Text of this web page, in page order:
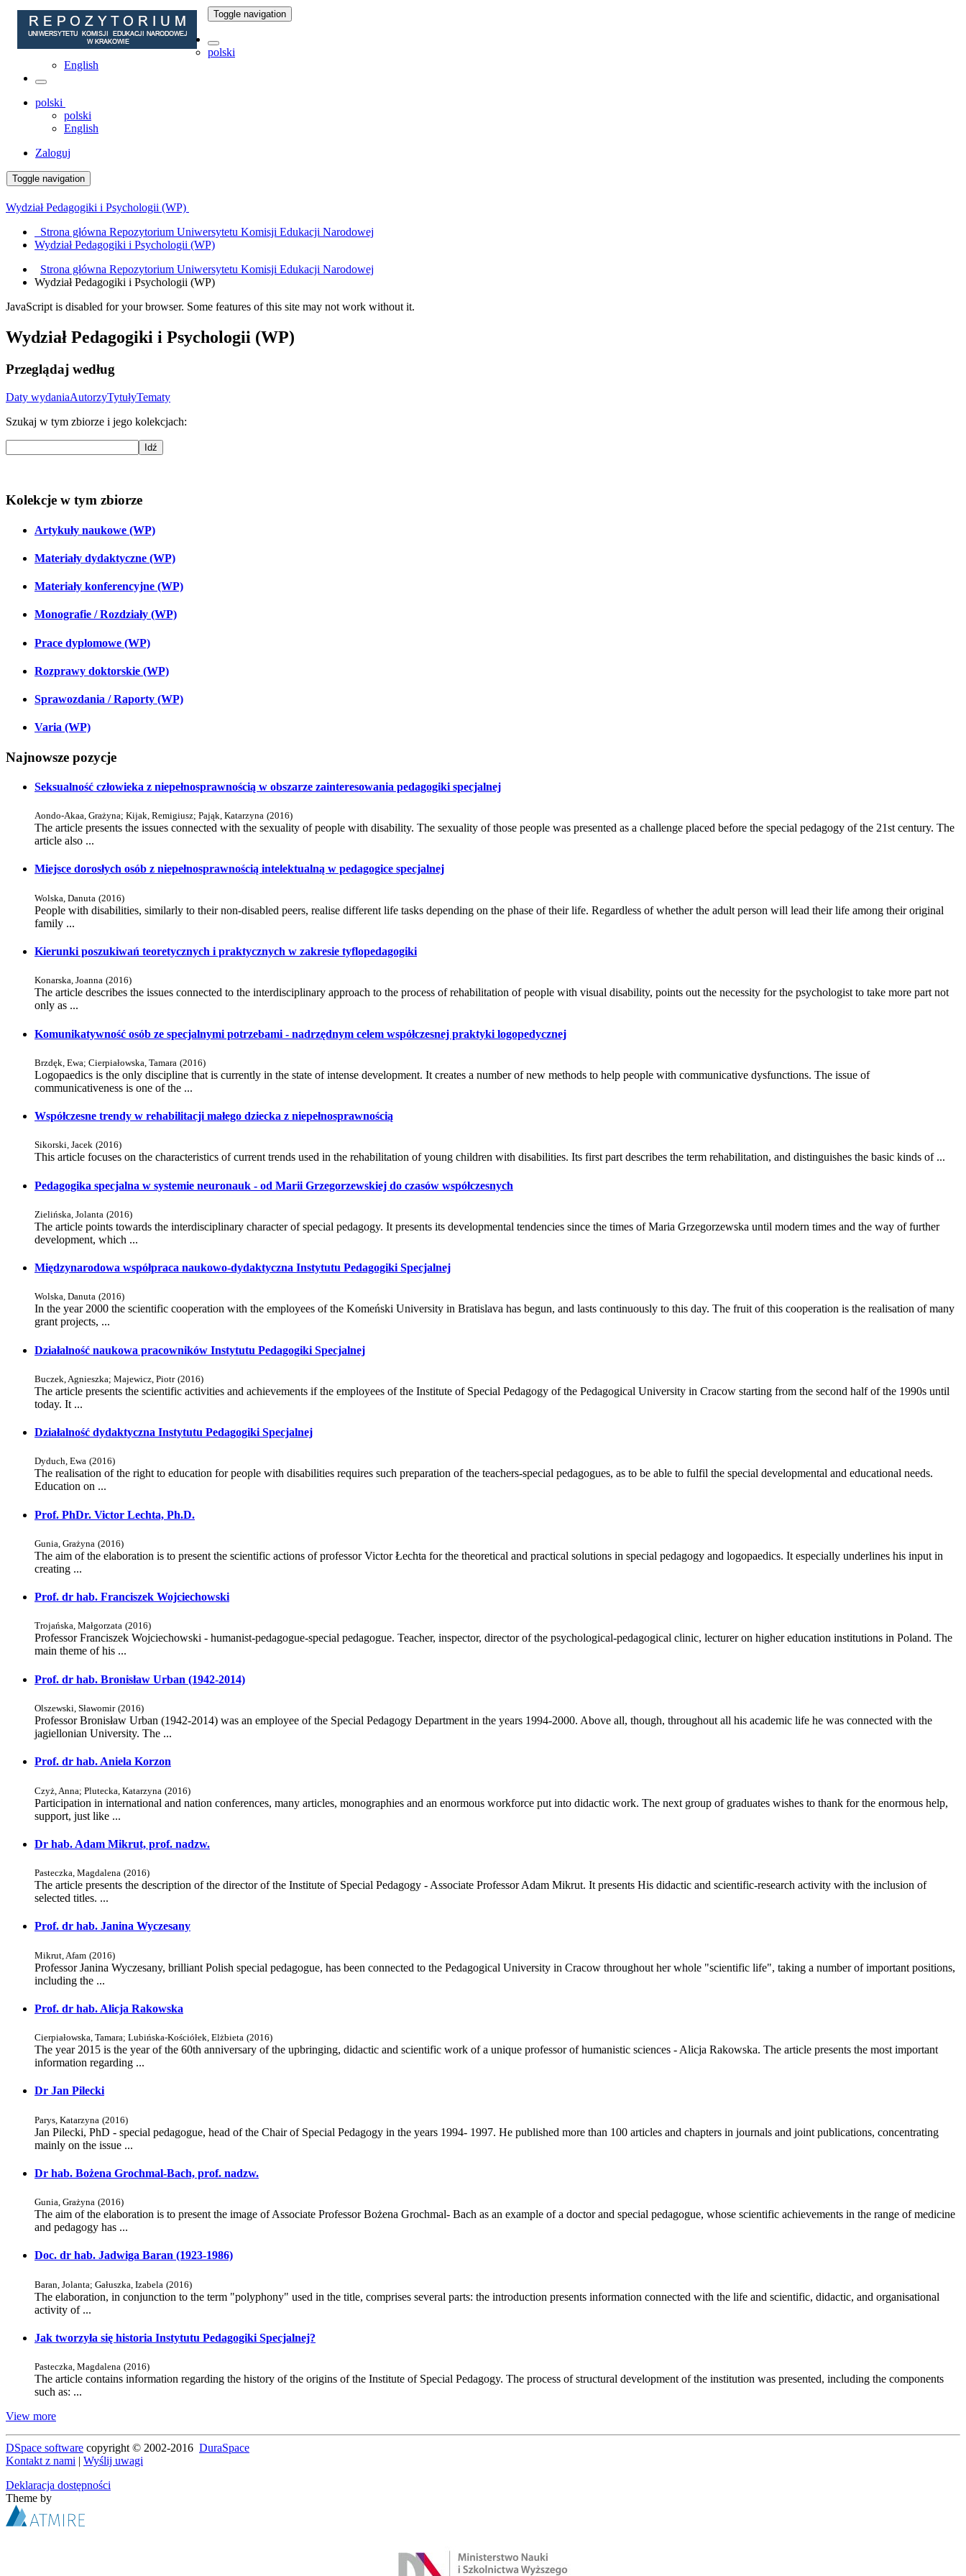
Toggle navigation
polski
English
polski
polski
English
Zaloguj
Toggle navigation
Wydział Pedagogiki i Psychologii (WP)
Strona główna Repozytorium Uniwersytetu Komisji Edukacji Narodowej
Wydział Pedagogiki i Psychologii (WP)
Strona główna Repozytorium Uniwersytetu Komisji Edukacji Narodowej
Wydział Pedagogiki i Psychologii (WP)
JavaScript is disabled for your browser. Some features of this site may not work without it.
Wydział Pedagogiki i Psychologii (WP)
Przeglądaj według
Daty wydaniaAutorzyTytułyTematy
Szukaj w tym zbiorze i jego kolekcjach:
Idź
Kolekcje w tym zbiorze
Artykuły naukowe (WP)
Materiały dydaktyczne (WP)
Materiały konferencyjne (WP)
Monografie / Rozdziały (WP)
Prace dyplomowe (WP)
Rozprawy doktorskie (WP)
Sprawozdania / Raporty (WP)
Varia (WP)
Najnowsze pozycje
Seksualność człowieka z niepełnosprawnością w obszarze zainteresowania pedagogiki specjalnej
Aondo-Akaa, Grażyna; Kijak, Remigiusz; Pająk, Katarzyna (2016)
The article presents the issues connected with the sexuality of people with disability. The sexuality of those people was presented as a challenge placed before the special pedagogy of the 21st century. The
article also ...
Miejsce dorosłych osób z niepełnosprawnością intelektualną w pedagogice specjalnej
Wolska, Danuta (2016)
People with disabilities, similarly to their non-disabled peers, realise different life tasks depending on the phase of their life. Regardless of whether the adult person will lead their life among their original
family ...
Kierunki poszukiwań teoretycznych i praktycznych w zakresie tyflopedagogiki
Konarska, Joanna (2016)
The article describes the issues connected to the interdisciplinary approach to the process of rehabilitation of people with visual disability, points out the necessity for the psychologist to take more part not
only as ...
Komunikatywność osób ze specjalnymi potrzebami - nadrzędnym celem współczesnej praktyki logopedycznej
Brzdęk, Ewa; Cierpiałowska, Tamara (2016)
Logopaedics is the only discipline that is currently in the state of intense development. It creates a number of new methods to help people with communicative dysfunctions. The issue of
communicativeness is one of the ...
Współczesne trendy w rehabilitacji małego dziecka z niepełnosprawnością
Sikorski, Jacek (2016)
This article focuses on the characteristics of current trends used in the rehabilitation of young children with disabilities. Its first part describes the term rehabilitation, and distinguishes the basic kinds of ...
Pedagogika specjalna w systemie neuronauk - od Marii Grzegorzewskiej do czasów współczesnych
Zielińska, Jolanta (2016)
The article points towards the interdisciplinary character of special pedagogy. It presents its developmental tendencies since the times of Maria Grzegorzewska until modern times and the way of further
development, which ...
Międzynarodowa współpraca naukowo-dydaktyczna Instytutu Pedagogiki Specjalnej
Wolska, Danuta (2016)
In the year 2000 the scientific cooperation with the employees of the Komeński University in Bratislava has begun, and lasts continuously to this day. The fruit of this cooperation is the realisation of many
grant projects, ...
Działalność naukowa pracowników Instytutu Pedagogiki Specjalnej
Buczek, Agnieszka; Majewicz, Piotr (2016)
The article presents the scientific activities and achievements if the employees of the Institute of Special Pedagogy of the Pedagogical University in Cracow starting from the second half of the 1990s until
today. It ...
Działalność dydaktyczna Instytutu Pedagogiki Specjalnej
Dyduch, Ewa (2016)
The realisation of the right to education for people with disabilities requires such preparation of the teachers-special pedagogues, as to be able to fulfil the special developmental and educational needs.
Education on ...
Prof. PhDr. Victor Lechta, Ph.D.
Gunia, Grażyna (2016)
The aim of the elaboration is to present the scientific actions of professor Victor Łechta for the theoretical and practical solutions in special pedagogy and logopaedics. It especially underlines his input in
creating ...
Prof. dr hab. Franciszek Wojciechowski
Trojańska, Małgorzata (2016)
Professor Franciszek Wojciechowski - humanist-pedagogue-special pedagogue. Teacher, inspector, director of the psychological-pedagogical clinic, lecturer on higher education institutions in Poland. The
main theme of his ...
Prof. dr hab. Bronisław Urban (1942-2014)
Olszewski, Sławomir (2016)
Professor Bronisław Urban (1942-2014) was an employee of the Special Pedagogy Department in the years 1994-2000. Above all, though, throughout all his academic life he was connected with the
jagiellonian University. The ...
Prof. dr hab. Aniela Korzon
Czyż, Anna; Plutecka, Katarzyna (2016)
Participation in international and nation conferences, many articles, monographies and an enormous workforce put into didactic work. The next group of graduates wishes to thank for the enormous help,
support, just like ...
Dr hab. Adam Mikrut, prof. nadzw.
Pasteczka, Magdalena (2016)
The article presents the description of the director of the Institute of Special Pedagogy - Associate Professor Adam Mikrut. It presents His didactic and scientific-research activity with the inclusion of
selected titles. ...
Prof. dr hab. Janina Wyczesany
Mikrut, Afam (2016)
Professor Janina Wyczesany, brilliant Polish special pedagogue, has been connected to the Pedagogical University in Cracow throughout her whole "scientific life", taking a number of important positions,
including the ...
Prof. dr hab. Alicja Rakowska
Cierpiałowska, Tamara; Lubińska-Kościółek, Elżbieta (2016)
The year 2015 is the year of the 60th anniversary of the upbringing, didactic and scientific work of a unique professor of humanistic sciences - Alicja Rakowska. The article presents the most important
information regarding ...
Dr Jan Pilecki
Parys, Katarzyna (2016)
Jan Pilecki, PhD - special pedagogue, head of the Chair of Special Pedagogy in the years 1994- 1997. He published more than 100 articles and chapters in journals and joint publications, concentrating
mainly on the issue ...
Dr hab. Bożena Grochmal-Bach, prof. nadzw.
Gunia, Grażyna (2016)
The aim of the elaboration is to present the image of Associate Professor Bożena Grochmal- Bach as an example of a doctor and special pedagogue, whose scientific achievements in the range of medicine
and pedagogy has ...
Doc. dr hab. Jadwiga Baran (1923-1986)
Baran, Jolanta; Gałuszka, Izabela (2016)
The elaboration, in conjunction to the term "polyphony" used in the title, comprises several parts: the introduction presents information connected with the life and scientific, didactic, and organisational
activity of ...
Jak tworzyła się historia Instytutu Pedagogiki Specjalnej?
Pasteczka, Magdalena (2016)
The article contains information regarding the history of the origins of the Institute of Special Pedagogy. The process of structural development of the institution was presented, including the components
such as: ...
View more
DSpace software copyright © 2002-2016 DuraSpace
Kontakt z nami | Wyślij uwagi
Deklaracja dostępności
Theme by